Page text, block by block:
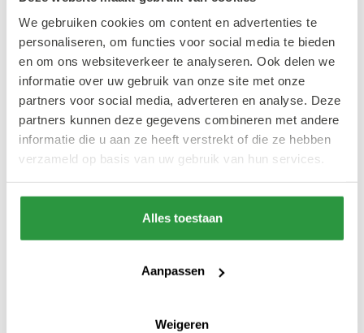
We gebruiken cookies om content en advertenties te
personaliseren, om functies voor social media te bieden
en om ons websiteverkeer te analyseren. Ook delen we
informatie over uw gebruik van onze site met onze
partners voor social media, adverteren en analyse. Deze
partners kunnen deze gegevens combineren met andere
informatie die u aan ze heeft verstrekt of die ze hebben
verzameld op basis van uw gebruik van hun services.
Alles toestaan
Aanpassen
Weigeren
Het hart van de stad wordt deze winter
omgetoverd tot een sfeervol winterdecor
met verlichte gebouwen, pleinen en straten,
en met een uitbundige lichtstoet (de
Rotterdamse Warme Winterstoet) als aftrap
van een hartverwarmende winterperiode.
4 januari 2026 talloze leuke winteractiviteiten
georganiseerd. Benieuwd wat je allemaal kan
beleven? Bekijk het volledige programma via
onderstaande button.
Dit is er te doen tijdens de Warme Winter